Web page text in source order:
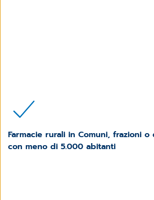
Farmacie rurali in Comuni, frazioni
con meno di 5.000 abitanti